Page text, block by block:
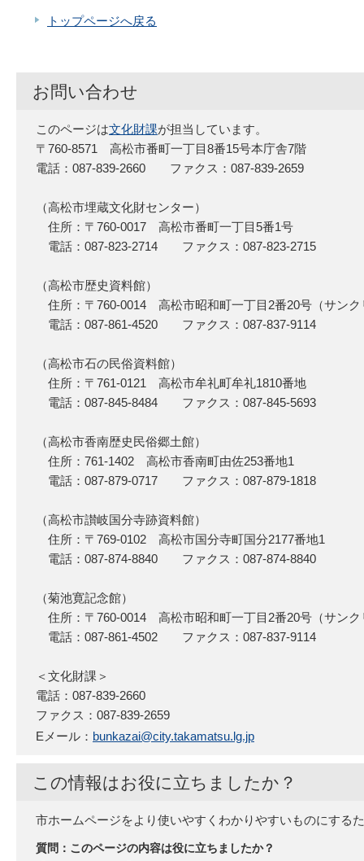
トップページへ戻る
お問い合わせ
このページは文化財課が担当しています。
〒760-8571 高松市番町一丁目8番15号本庁舎7階
電話：087-839-2660 ファクス：087-839-2659
（高松市埋蔵文化財センター）
住所：〒760-0017 高松市番町一丁目5番1号
電話：087-823-2714 ファクス：087-823-2715
（高松市歴史資料館）
住所：〒760-0014 高松市昭和町一丁目2番20号（サンク
電話：087-861-4520 ファクス：087-837-9114
（高松市石の民俗資料館）
住所：〒761-0121 高松市牟礼町牟礼1810番地
電話：087-845-8484 ファクス：087-845-5693
（高松市香南歴史民俗郷土館）
住所：761-1402 高松市香南町由佐253番地1
電話：087-879-0717 ファクス：087-879-1818
（高松市讃岐国分寺跡資料館）
住所：〒769-0102 高松市国分寺町国分2177番地1
電話：087-874-8840 ファクス：087-874-8840
（菊池寛記念館）
住所：〒760-0014 高松市昭和町一丁目2番20号（サンク
電話：087-861-4502 ファクス：087-837-9114
＜文化財課＞
電話：087-839-2660
ファクス：087-839-2659
Eメール： bunkazai@city.takamatsu.lg.jp
この情報はお役に立ちましたか？
市ホームページをより使いやすくわかりやすいものにする
質問：このページの内容は役に立ちましたか？